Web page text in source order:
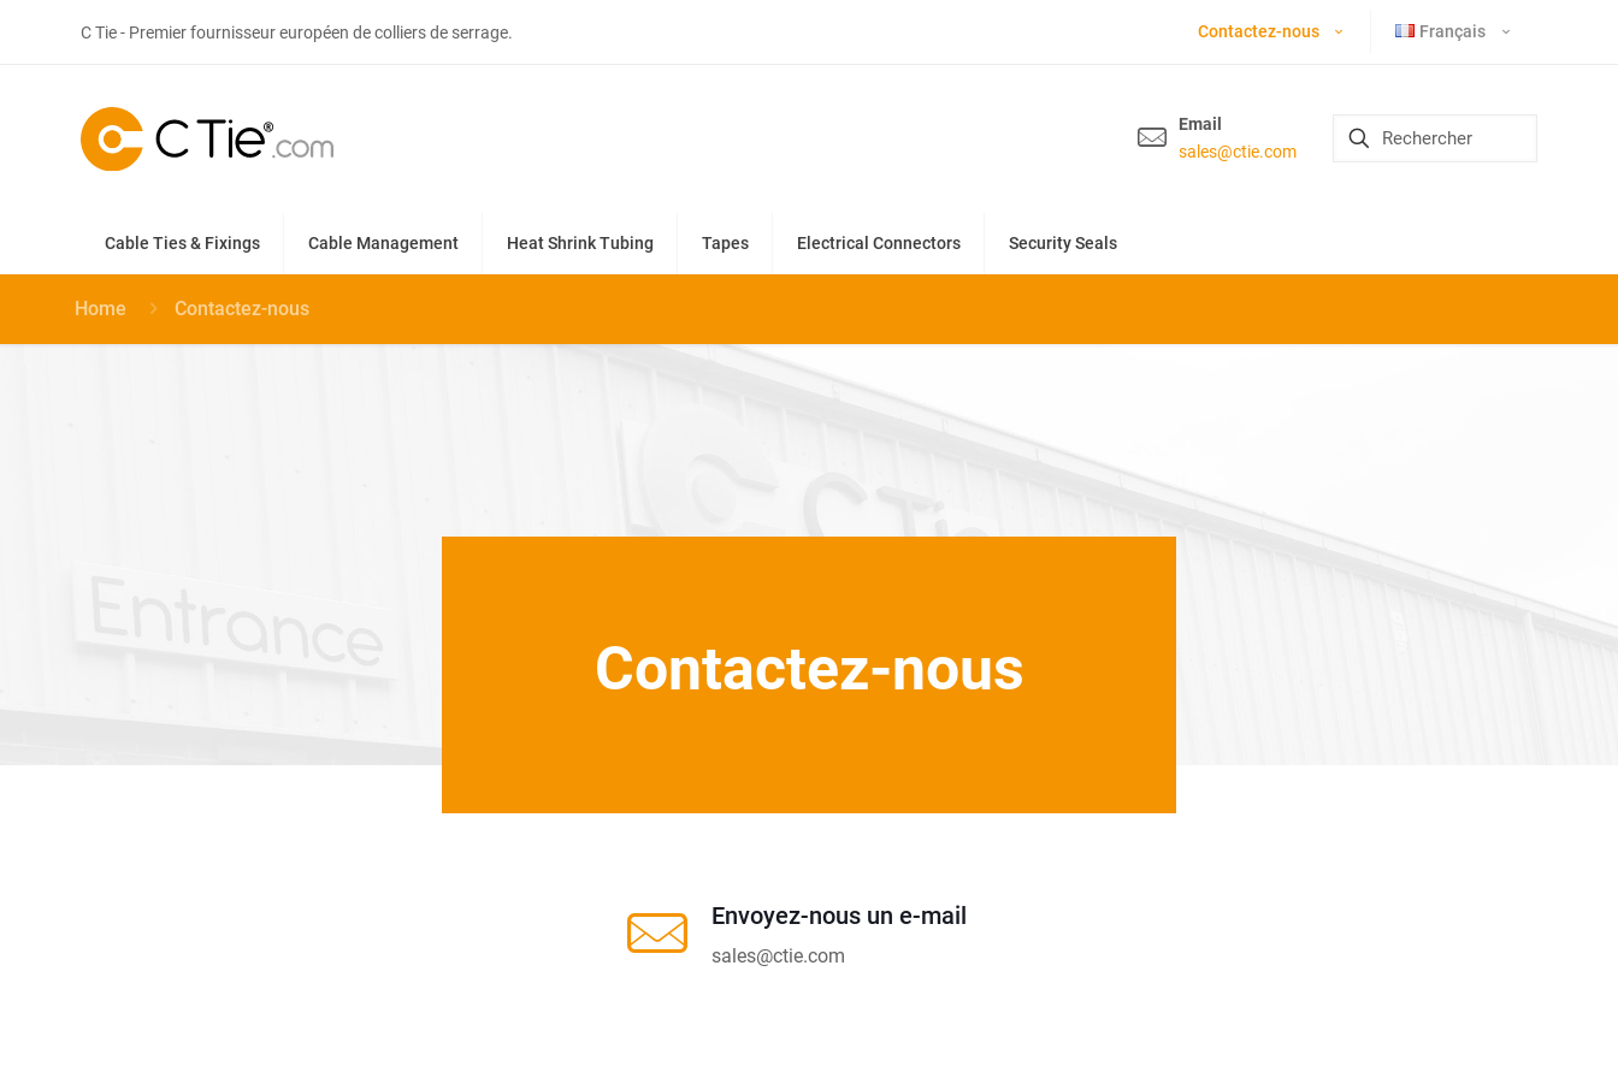
C Tie - Premier fournisseur européen de colliers de serrage. Contactez-nous Français
Email
sales@ctie.com
Cable Ties & Fixings Cable Management Heat Shrink Tubing Tapes Electrical Connectors Security Seals
Home Contactez-nous
Contactez-nous
Envoyez-nous un e-mail
sales@ctie.com